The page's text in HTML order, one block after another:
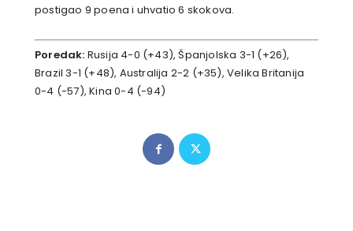
postigao 9 poena i uhvatio 6 skokova.
Poredak: Rusija 4-0 (+43), Španjolska 3-1 (+26),
Brazil 3-1 (+48), Australija 2-2 (+35), Velika Britanija
0-4 (-57), Kina 0-4 (-94)